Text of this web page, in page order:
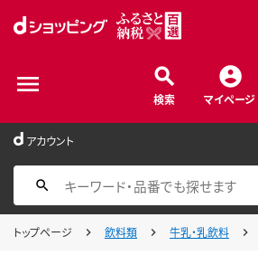
検索 マイページ
アカウント
トップページ 飲料類 牛乳・乳飲料